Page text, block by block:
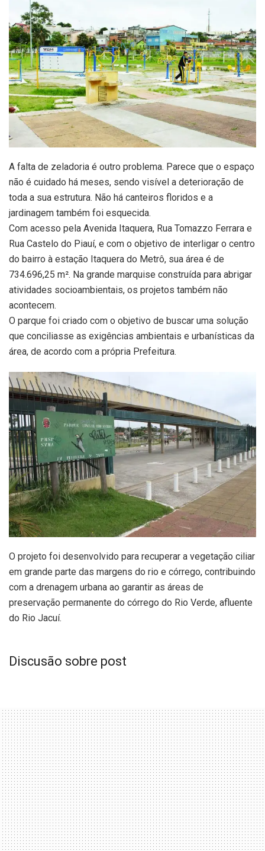
A falta de zeladoria é outro problema. Parece que o espaço
não é cuidado há meses, sendo visível a deterioração de
toda a sua estrutura. Não há canteiros floridos e a
jardinagem também foi esquecida.
Com acesso pela Avenida Itaquera, Rua Tomazzo Ferrara e
Rua Castelo do Piauí, e com o objetivo de interligar o centro
do bairro à estação Itaquera do Metrô, sua área é de
734.696,25 m². Na grande marquise construída para abrigar
atividades socioambientais, os projetos também não
acontecem.
O parque foi criado com o objetivo de buscar uma solução
que conciliasse as exigências ambientais e urbanísticas da
área, de acordo com a própria Prefeitura.
O projeto foi desenvolvido para recuperar a vegetação ciliar
em grande parte das margens do rio e córrego, contribuindo
com a drenagem urbana ao garantir as áreas de
preservação permanente do córrego do Rio Verde, afluente
do Rio Jacuí.
Discusão sobre post